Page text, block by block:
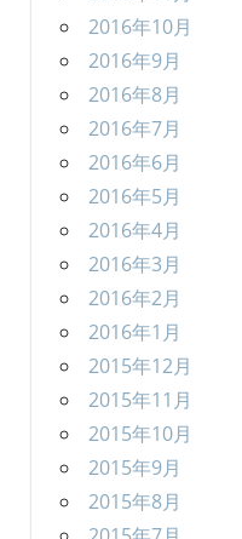
2016年10月
2016年9月
2016年8月
2016年7月
2016年6月
2016年5月
2016年4月
2016年3月
2016年2月
2016年1月
2015年12月
2015年11月
2015年10月
2015年9月
2015年8月